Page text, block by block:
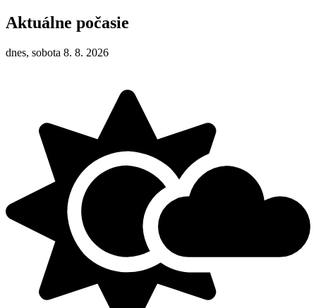
Aktuálne počasie
dnes, sobota 8. 8. 2026